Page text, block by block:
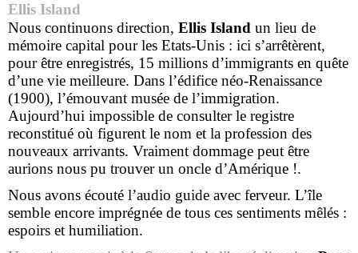
Ellis Island
Nous continuons direction, Ellis Island un lieu de
mémoire capital pour les Etats-Unis : ici s’arrêtèrent,
pour être enregistrés, 15 millions d’immigrants en quête
d’une vie meilleure. Dans l’édifice néo-Renaissance
(1900), l’émouvant musée de l’immigration.
Aujourd’hui impossible de consulter le registre
reconstitué où figurent le nom et la profession des
nouveaux arrivants. Vraiment dommage peut être
aurions nous pu trouver un oncle d’Amérique !.
Nous avons écouté l’audio guide avec ferveur. L’île
semble encore imprégnée de tous ces sentiments mêlés :
espoirs et humiliation.